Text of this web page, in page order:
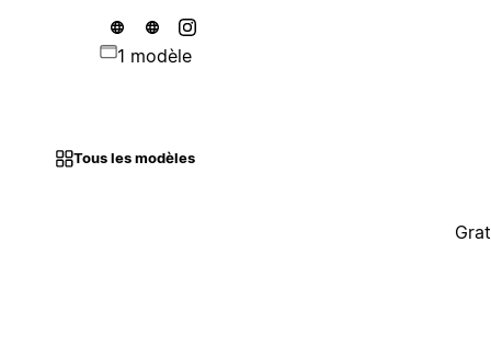
1 modèle
Tous les modèles